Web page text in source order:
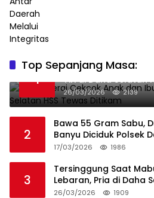
Top Sepanjang Masa:
1
Niat Melerai Cekcok
Tiri di Daha Selatan
26/03/2026 2139
2
Bawa 55 Gram Sabu,
Banyu Diciduk Polsek
17/03/2026 1986
3
Tersinggung Saat
Lebaran, Pria di Daha
Teman Sendiri
26/03/2026 1909